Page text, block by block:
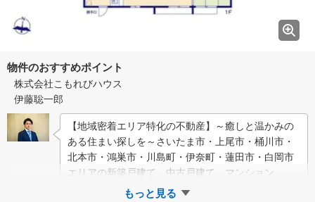
物件のおすすめポイント
株式会社こもれびハウス
伊藤聡一郎
【地域密着エリア特化の不動産】～癒しと温かみの
ある住まい探しを～さいたま市・上尾市・桶川市・
北本市・鴻巣市・川島町・伊奈町・蓮田市・白岡市
エリアの新築戸建て、中古戸建て、マンション、土
地などの取り扱いに特化しております！【Komo…
もっと見る